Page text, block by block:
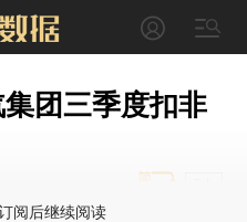
集团三季度扣非
阅后继续阅读